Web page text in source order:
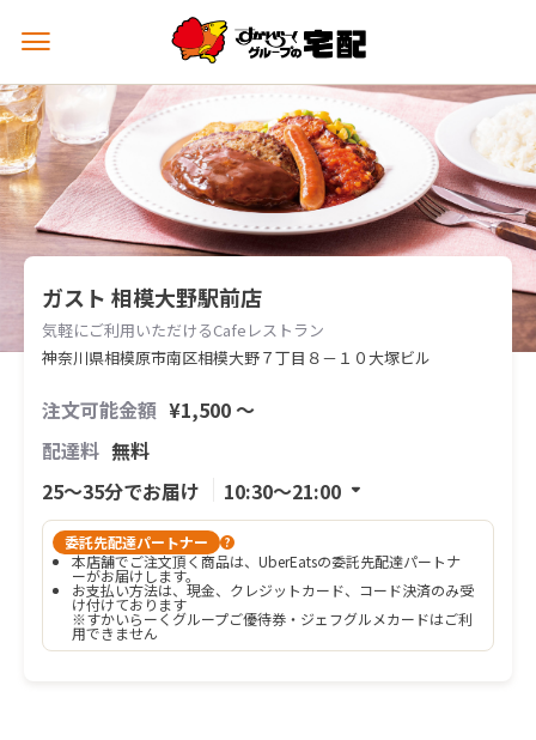
メ
ュ
ー
を
開
く
ガスト 相模大野駅前店
気軽にご利用いただけるCafeレストラン
神奈川県相模原市南区相模大野７丁目８－１０大塚ビル
注文可能金額 ¥1,500 〜
配達料 無料
25〜35分でお届け
10:30〜21:00
委託先配達パートナー ?
本店舗でご注文頂く商品は、UberEatsの委託先配達パートナ
ーがお届けします。
お支払い方法は、現金、クレジットカード、コード決済のみ受
け付けております
※すかいらーくグループご優待券・ジェフグルメカードはご利
用できません